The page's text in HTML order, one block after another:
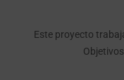
Este proyecto